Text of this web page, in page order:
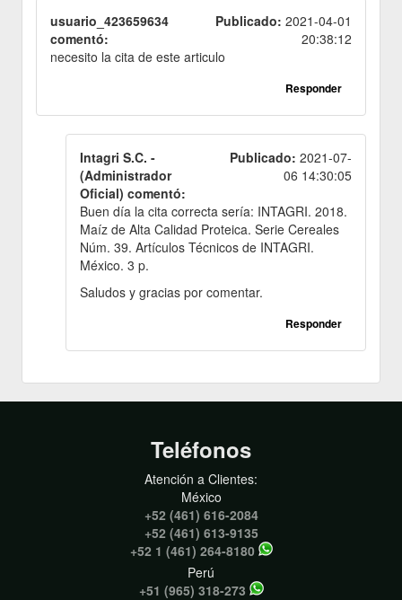
usuario_423659634
comentó:
Publicado: 2021-04-01
20:38:12
necesito la cita de este articulo
Responder
Intagri S.C. -
(Administrador
Oficial) comentó:
Publicado: 2021-07-
06 14:30:05
Buen día la cita correcta sería: INTAGRI. 2018.
Maíz de Alta Calidad Proteica. Serie Cereales
Núm. 39. Artículos Técnicos de INTAGRI.
México. 3 p.
Saludos y gracias por comentar.
Responder
Teléfonos
Atención a Clientes:
México
+52 (461) 616-2084
+52 (461) 613-9135
+52 1 (461) 264-8180
Perú
+51 (965) 318-273